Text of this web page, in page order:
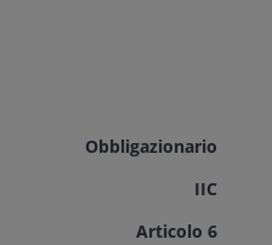
Obbligazionario
IIC
Articolo 6